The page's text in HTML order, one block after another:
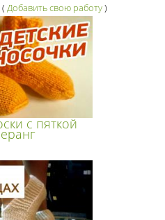
( Добавить свою работу)
с пяткой